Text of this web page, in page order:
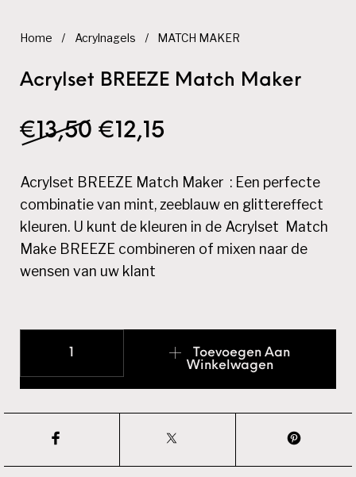
Home / Acrylnagels / MATCH MAKER
Acrylset BREEZE Match Maker
€13,50 Oorspronkelijke prijs
€ 12,15
Acrylset BREEZE Match Maker : Een perfecte
combinatie van mint, zeeblauw en glittereffect
kleuren. U kunt de kleuren in de Acrylset Match
Make BREEZE combineren of mixen naar de
wensen van uw klant
Toevoegen Aan
Winkelwagen